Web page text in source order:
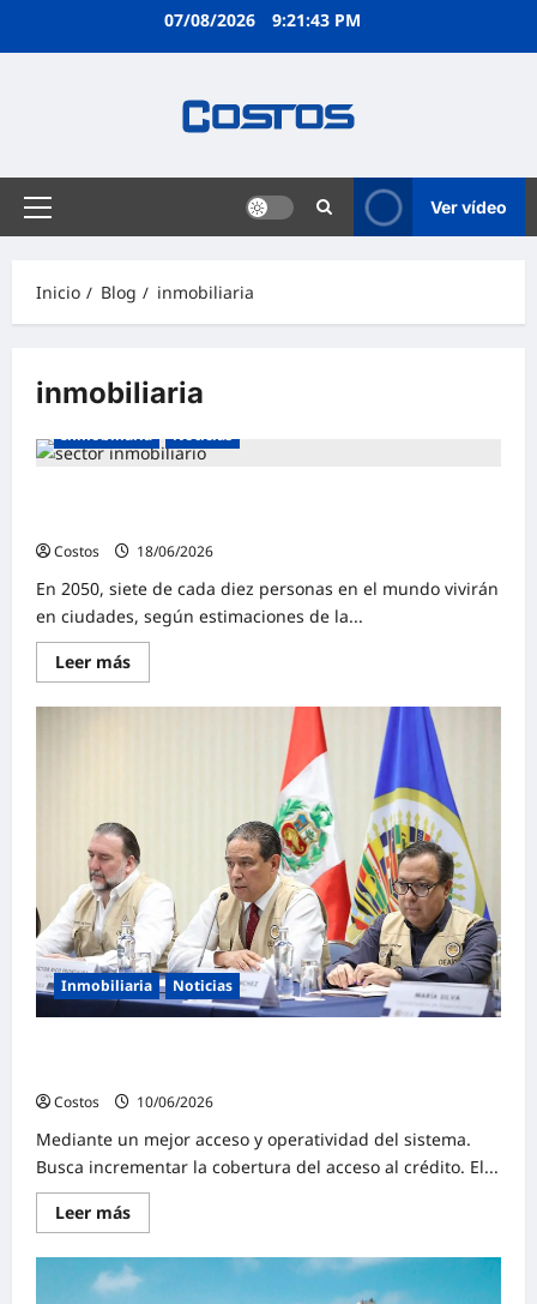
07/08/2026 9:21:44 PM
Ver vídeo
Inicio Blog inmobiliaria
inmobiliaria
Inmobiliaria Noticias
Costos
18/06/2026
En 2050, siete de cada diez personas en el mundo vivirán
en ciudades, según estimaciones de la...
Leer más
Inmobiliaria Noticias
Costos
10/06/2026
Mediante un mejor acceso y operatividad del sistema.
Busca incrementar la cobertura del acceso al crédito. El...
Leer más